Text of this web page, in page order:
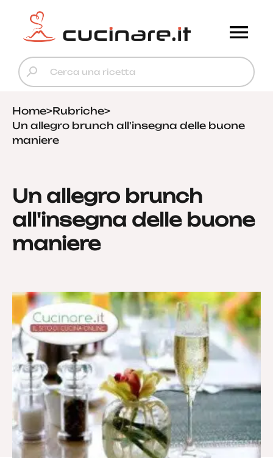
Home>Rubriche>
Un allegro brunch all'insegna delle buone
maniere
Un allegro brunch
all'insegna delle buone
maniere